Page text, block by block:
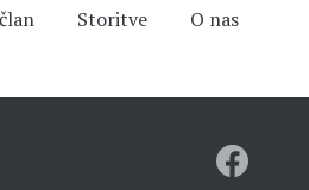
Storitve
O nas